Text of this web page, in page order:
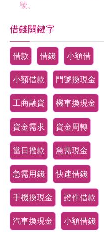
號。
借錢關鍵字
借款 借錢 小額借
小額借款 門號換現金
工商融資 機車換現金
資金需求 資金周轉
當日撥款 急需現金
急需用錢 快速借錢
手機換現金 證件借款
汽車換現金 小額借錢